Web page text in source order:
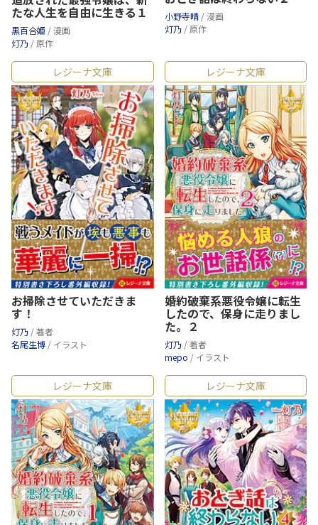
たな人生を自由に生きる１
黒百合姫 / 漫画
灯乃 / 原作
小野寺晴 / 漫画
灯乃 / 原作
レジーナ文庫
お掃除させていただきま
す！
灯乃 / 著者
名尾生博 / イラスト
レジーナ文庫
婚約破棄系悪役令嬢に転生
したので、保身に走りまし
た。２
灯乃 / 著者
mepo / イラスト
レジーナ文庫 レジーナ文庫